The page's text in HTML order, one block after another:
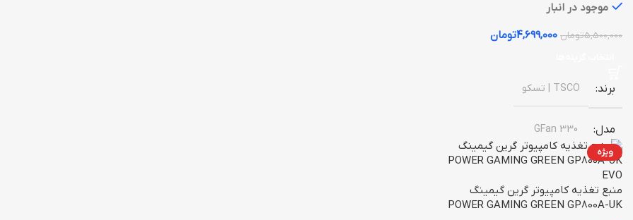
موجود در انبار
5,500,000تومان 4,699,000تومان
برند TSCO | تسکو
مدل GFan 330
نور پردازی فن
تعداد فن 3 فن
ویژه
منبع تغذیه کامپیوتر گرین گیمینگ
POWER GAMING GREEN GP800A-UK